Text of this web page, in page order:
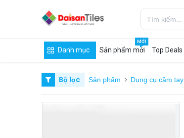
Danh mục Sản phẩm mới
MỚI
Top Deals
Bộ lọc Sản phẩm Dụng cụ cầm tay